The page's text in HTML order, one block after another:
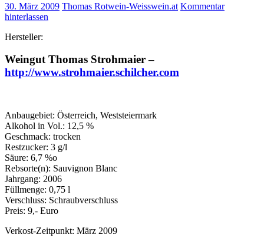
30. März 2009 Thomas Rotwein-Weisswein.at Kommentar
hinterlassen
Hersteller:
Weingut Thomas Strohmaier –
http://www.strohmaier.schilcher.com
Anbaugebiet: Österreich, Weststeiermark
Alkohol in Vol.: 12,5 %
Geschmack: trocken
Restzucker: 3 g/l
Säure: 6,7 %o
Rebsorte(n): Sauvignon Blanc
Jahrgang: 2006
Füllmenge: 0,75 l
Verschluss: Schraubverschluss
Preis: 9,- Euro
Verkost-Zeitpunkt: März 2009